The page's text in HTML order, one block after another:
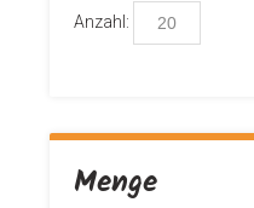
Anzahl:
Menge